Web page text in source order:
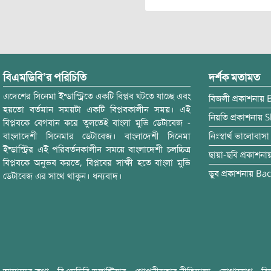
বিএমডিবি’র পরিচিতি
এদেশের সিনেমা ইন্ডাস্ট্রিতে একটি বিপ্লব ঘটতে যাচ্ছে এবং
হয়তো বর্তমান সময়টা একটি বিপ্লবকালীন সময়। এই
বিপ্লবকে বেগবান করে তুলতেই বাংলা মুভি ডেটাবেজ -
বাংলাদেশী সিনেমার ডেটাবেজ। বাংলাদেশী সিনেমা
ইন্ডাস্ট্রির এই পরিবর্তনকালীন সময়ে বাংলাদেশী চলচ্চিত্র
বিপ্লবকে অনুভব করতে, বিপ্লবের সাক্ষী হতে বাংলা মুভি
ডেটাবেজ এর সাথে থাকুন। ধন্যবাদ।
দর্শক মতামত
বিজলী প্রকাশনায়
নিয়তি প্রকাশনায়
নিঃস্বার্থ ভালোবাসা
ছায়া-ছবি
ডুব প্রকাশনায়